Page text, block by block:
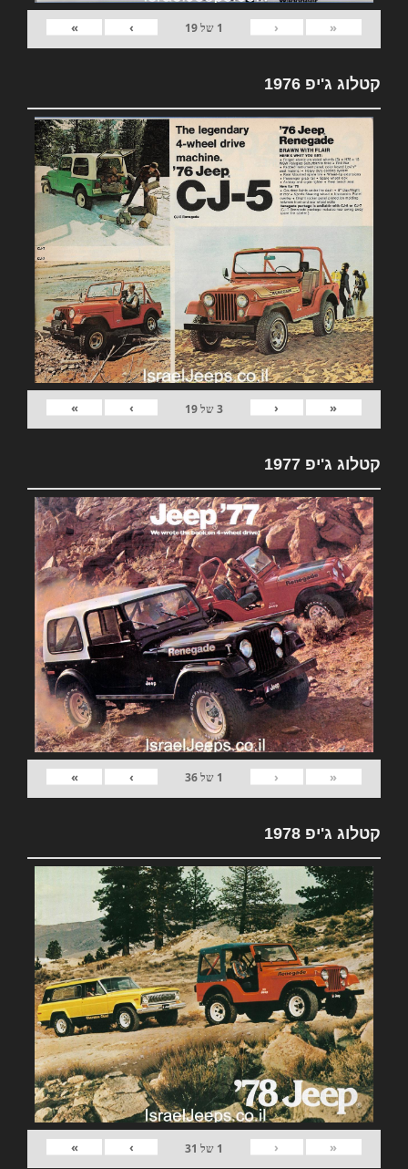
«
‹
1 של19
›
»
קטלוג ג'יפ 1976
«
‹
3של19
›
»
קטלוג ג'יפ 1977
«
‹
1 של36
›
»
קטלוג ג'יפ 1978
«
‹
1 של 31
›
»